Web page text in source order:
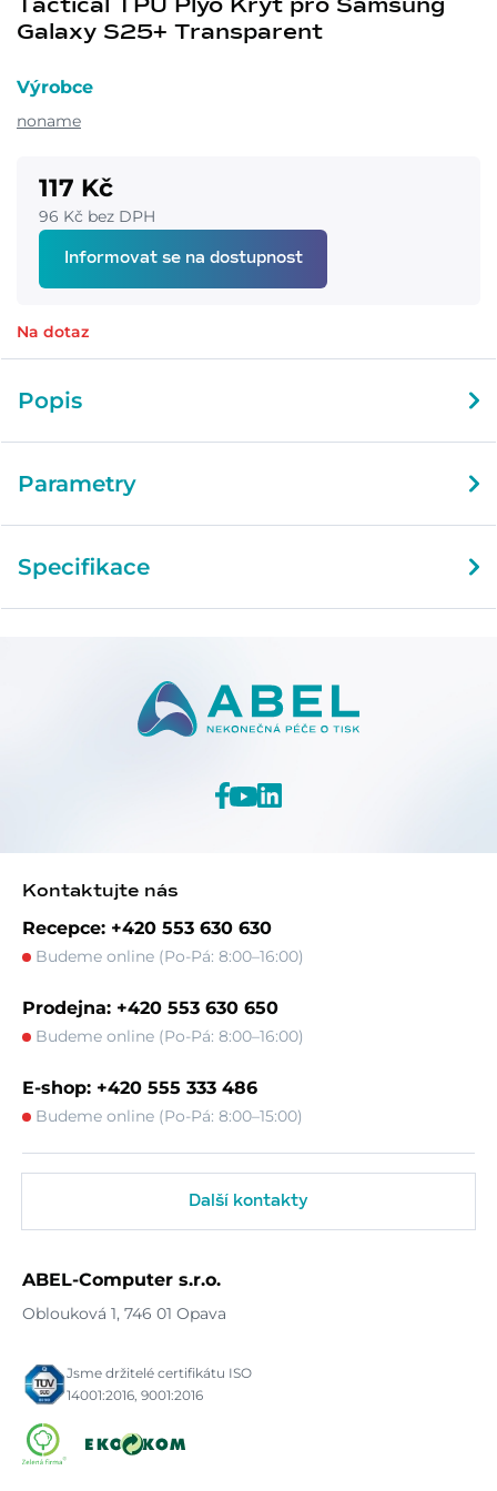
Tactical TPU Plyo Kryt pro Samsung
Galaxy S25+ Transparent
Výrobce
noname
117 Kč
96 Kč bez DPH
Informovat se na dostupnost
Na dotaz
Popis
Parametry
Specifikace
Kontaktujte nás
Recepce: +420 553 630 630
Budeme online (Po-Pá: 8:00–16:00)
Prodejna: +420 553 630 650
Budeme online (Po-Pá: 8:00–16:00)
E-shop: +420 555 333 486
Budeme online (Po-Pá: 8:00–15:00)
Další kontakty
ABEL-Computer s.r.o.
Oblouková 1, 746 01 Opava
Jsme držitelé certifikátu ISO
14001:2016, 9001:2016